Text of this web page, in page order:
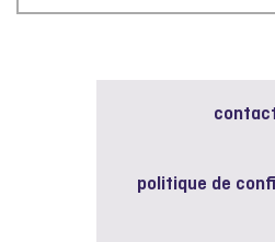
politique de